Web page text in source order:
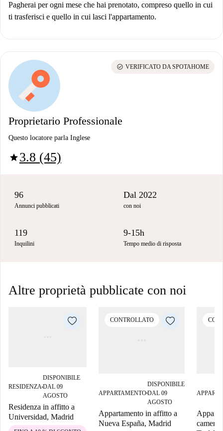
Pagherai per ogni mese che hai prenotato, compreso quello in cui
ti trasferisci e quello in cui lasci l'appartamento.
Proprietario Professionale
Questo locatore parla Inglese
star3.8 (45)
check_circle VERIFICATO DA SPOTAHOME
96
Annunci pubblicati
Dal 2022
con noi
119
Inquilini
9-15h
Tempo medio di risposta
Altre proprietà pubblicate con noi
RESIDENZA■
DISPONIBILE
DAL 09
AGOSTO
Residenza in affitto a
Universidad, Madrid
CONTROLLATO
APPARTAMENTO■
DISPONIBILE
DAL 09
AGOSTO
Appartamento in affitto a
Nueva España, Madrid
camera